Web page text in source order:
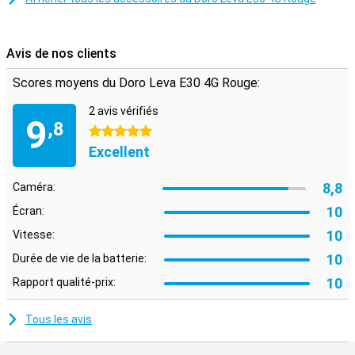
Avis de nos clients
Scores moyens du Doro Leva E30 4G Rouge:
9,8
2 avis vérifiés
5 étoiles
Excellent
Caméra: 8,8
Écran: 10
Vitesse: 10
Durée de vie de la batterie: 10
Rapport qualité-prix: 10
Tous les avis